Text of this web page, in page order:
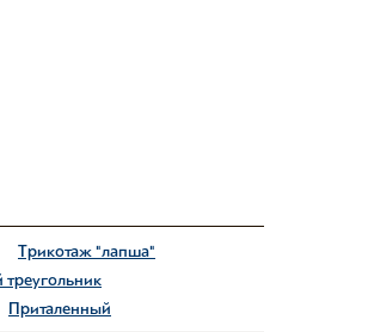
Трикотаж "лапша"
Приталенный